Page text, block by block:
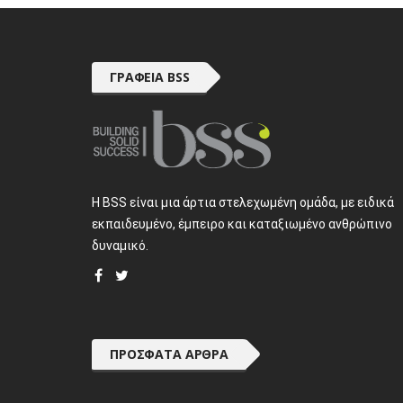
ΓΡΑΦΕΊΑ BSS
H BSS είναι μια άρτια στελεχωμένη ομάδα, με ειδικά
εκπαιδευμένο, έμπειρο και καταξιωμένο ανθρώπινο
δυναμικό.
ΠΡΌΣΦΑΤΑ ΆΡΘΡΑ